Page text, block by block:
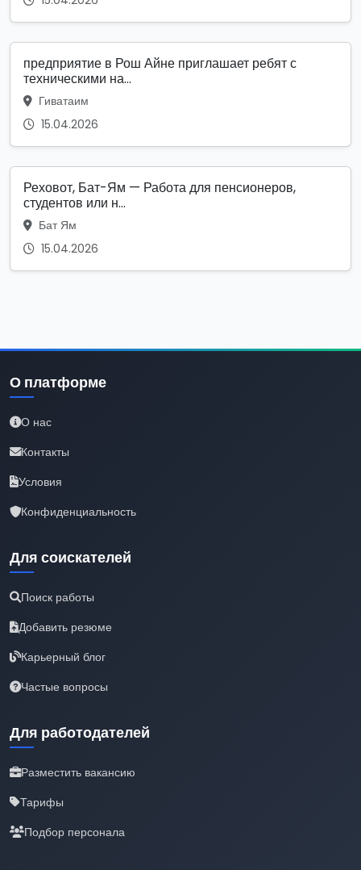
предприятие в Рош Айне приглашает ребят с
техническими на...
Гиватаим
15.04.2026
Реховот, Бат-Ям — Работа для пенсионеров,
студентов или н...
Бат Ям
15.04.2026
О платформе
О нас
Контакты
Условия
Конфиденциальность
Для соискателей
Поиск работы
Добавить резюме
Карьерный блог
Частые вопросы
Для работодателей
Разместить вакансию
Тарифы
Подбор персонала